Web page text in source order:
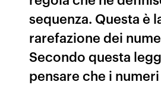
sequenza. Questa è
rarefazione dei
Secondo questa
pensare che i numeri